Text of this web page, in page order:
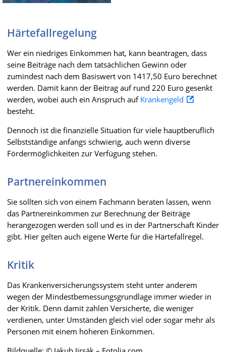
Härtefallregelung
Wer ein niedriges Einkommen hat, kann beantragen, dass
seine Beiträge nach dem tatsächlichen Gewinn oder
zumindest nach dem Basiswert von 1417,50 Euro berechnet
werden. Damit kann der Beitrag auf rund 220 Euro gesenkt
werden, wobei auch ein Anspruch auf Krankengeld
besteht.
Dennoch ist die finanzielle Situation für viele hauptberuflich
Selbstständige anfangs schwierig, auch wenn diverse
Fördermöglichkeiten zur Verfügung stehen.
Partnereinkommen
Sie sollten sich von einem Fachmann beraten lassen, wenn
das Partnereinkommen zur Berechnung der Beiträge
herangezogen werden soll und es in der Partnerschaft Kinder
gibt. Hier gelten auch eigene Werte für die Härtefallregel.
Kritik
Das Krankenversicherungssystem steht unter anderem
wegen der Mindestbemessungsgrundlage immer wieder in
der Kritik. Denn damit zahlen Versicherte, die weniger
verdienen, unter Umständen gleich viel oder sogar mehr als
Personen mit einem höheren Einkommen.